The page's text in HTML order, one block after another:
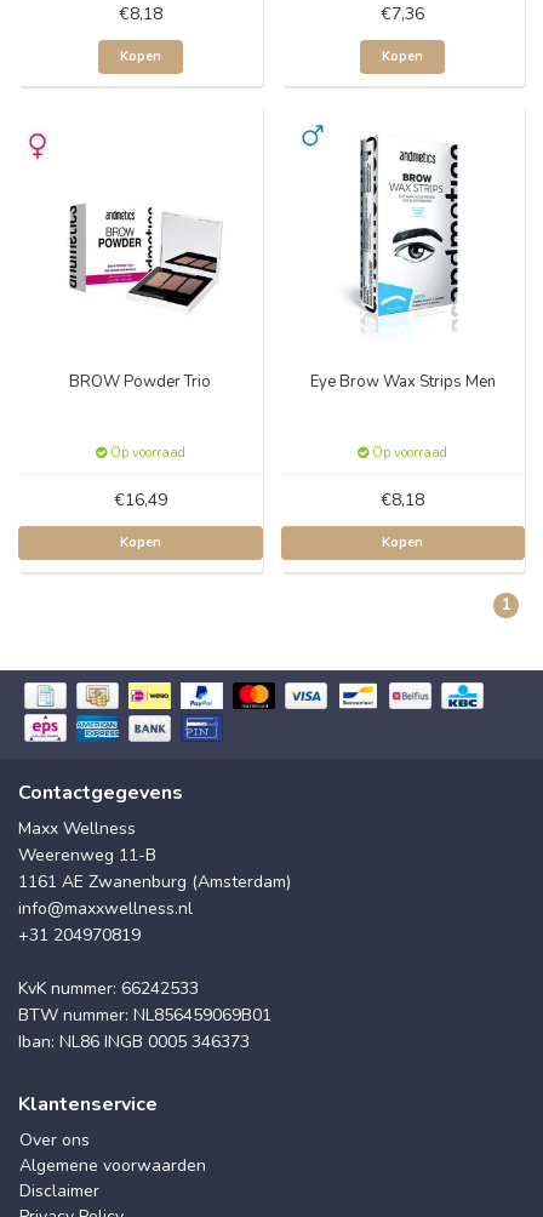
€8,18
Kopen
€7,36
Kopen
BROW Powder Trio
Op voorraad
€16,49
Kopen
Eye Brow Wax Strips Men
Op voorraad
€8,18
Kopen
1
Contactgegevens
Maxx Wellness
Weerenweg 11-B
1161 AE Zwanenburg (Amsterdam)
info@maxxwellness.nl
+31 204970819
KvK nummer: 66242533
BTW nummer: NL856459069B01
Iban: NL86 INGB 0005 346373
Klantenservice
Over ons
Algemene voorwaarden
Disclaimer